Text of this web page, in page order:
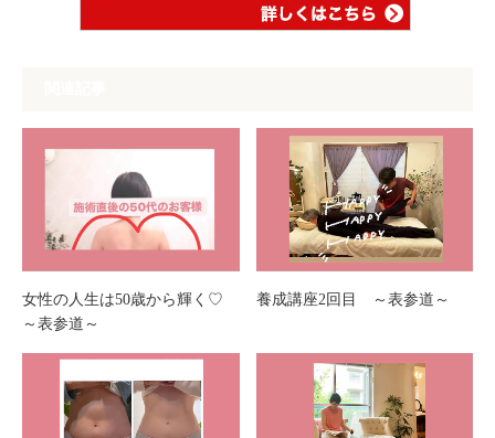
女性の人生は50歳から輝く♡
～表参道～
養成講座2回目 ～表参道～